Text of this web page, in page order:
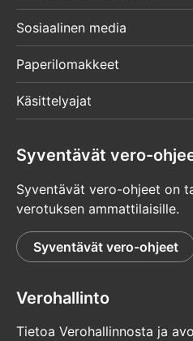
Sosiaalinen media
Paperilomakkeet
Käsittelyajat
Syventävät vero-
Syventävät vero-ohjeet on
verotuksen ammattilaisille.
Syventävät vero-ohjeet
Verohallinto
Tietoa Verohallinnosta ja